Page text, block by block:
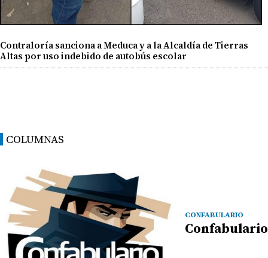
Contraloría sanciona a Meduca y a la Alcaldía de Tierras
Altas por uso indebido de autobús escolar
COLUMNAS
CONFABULARIO
Confabulario